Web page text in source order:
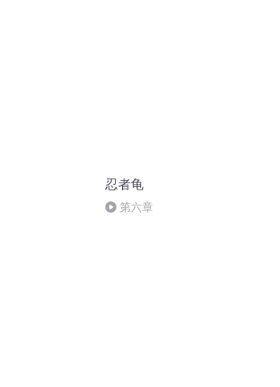
忍者龟
第六章